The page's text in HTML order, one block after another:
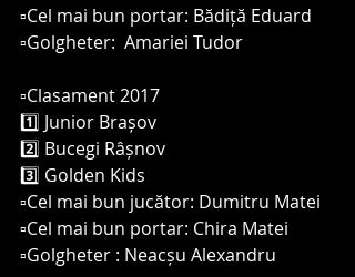
▫️Cel mai bun portar: Bădiță Eduard
▫️Golgheter:  Amariei Tudor
▫️Clasament 2017
1️⃣ Junior Brașov
2️⃣ Bucegi Râșnov
3️⃣ Golden Kids
▫️Cel mai bun jucător: Dumitru Matei
▫️Cel mai bun portar: Chira Matei
▫️Golgheter : Neacșu Alexandru